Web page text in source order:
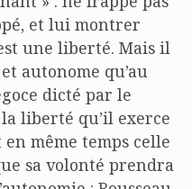
et lui montrer
une liberté. Mais il
autonome qu’au
dicté par le
liberté qu’il exerce
même temps celle
sa volonté prendra